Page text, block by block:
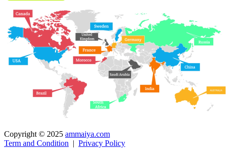
Copyright © 2025 ammaiya.com
Term and Condition | Privacy Policy